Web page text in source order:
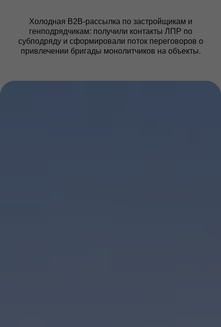
Холодная B2B-рассылка по застройщикам и
генподрядчикам: получили контакты ЛПР по
субподряду и сформировали поток переговоров о
привлечении бригады монолитчиков на объекты.